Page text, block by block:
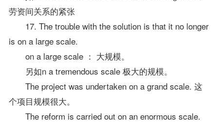
劳资间关系的紧张
17. The trouble with the solution is that it no longer
is on a large scale.
on a large scale ： 大规模。
另如n a tremendous scale 极大的规模。
The project was undertaken on a grand scale. 这
个项目规模很大。
The reform is carried out on an enormous scale.